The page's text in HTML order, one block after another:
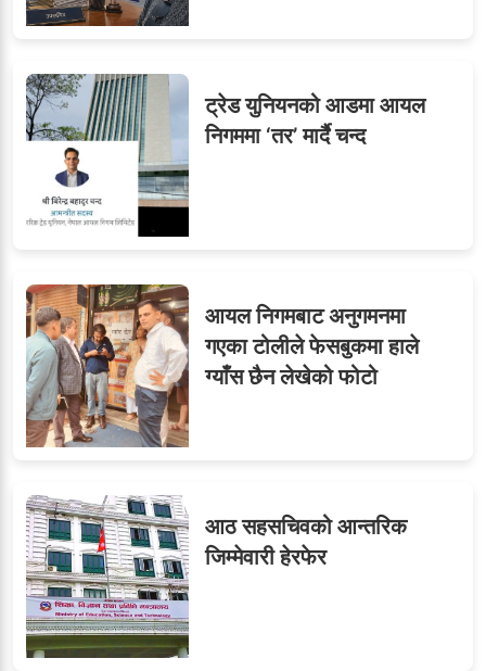
ट्रेड युनियनको आडमा आयल
निगममा ‘तर’ मार्दै चन्द
आयल निगमबाट अनुगमनमा
गएका टोलीले फेसबुकमा हाले
ग्याँस छैन लेखेको फोटो
आठ सहसचिवको आन्तरिक
जिम्मेवारी हेरफेर